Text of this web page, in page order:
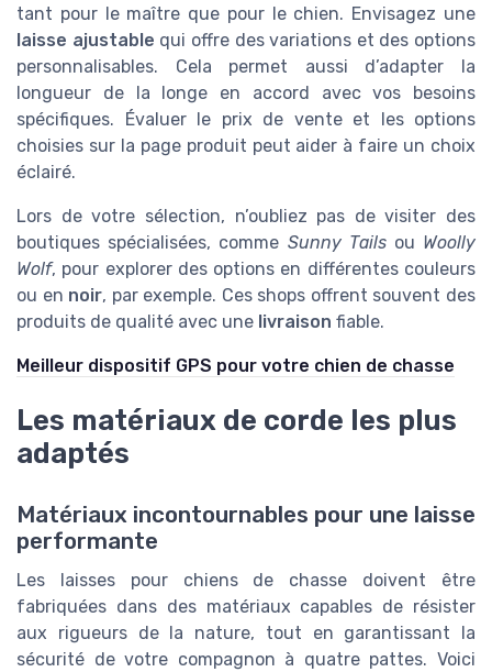
tant pour le maître que pour le chien. Envisagez une
laisse ajustable qui offre des variations et des options
personnalisables. Cela permet aussi d’adapter la
longueur de la longe en accord avec vos besoins
spécifiques. Évaluer le prix de vente et les options
choisies sur la page produit peut aider à faire un choix
éclairé.
Lors de votre sélection, n’oubliez pas de visiter des
boutiques spécialisées, comme Sunny Tailsou Woolly
Wolf, pour explorer des options en différentes couleurs
ou en noir, par exemple. Ces shops offrent souvent des
produits de qualité avec une livraison fiable.
Meilleur dispositif GPS pour votre chien de chasse
Les matériaux de corde les plus
adaptés
Matériaux incontournables pour une laisse
performante
Les laisses pour chiens de chasse doivent être
fabriquées dans des matériaux capables de résister
aux rigueurs de la nature, tout en garantissant la
sécurité de votre compagnon à quatre pattes. Voici